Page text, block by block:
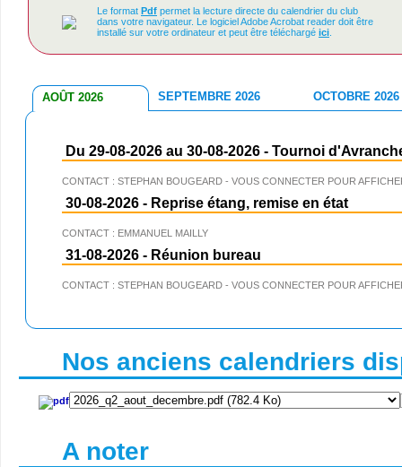
Le format Pdf permet la lecture directe du calendrier du club
dans votre navigateur. Le logiciel Adobe Acrobat reader doit être
installé sur votre ordinateur et peut être téléchargé ici
AOÛT 2026 SEPTEMBRE 2026 OCTOBRE 2026
Du 29-08-2026 au 30-08-2026 - Tournoi
CONTACT : STEPHAN BOUGEARD - VOUS CONNECTER POUR
30-08-2026 - Reprise étang, remise en état
CONTACT : EMMANUEL MAILLY
31-08-2026 - Réunion bureau
CONTACT : STEPHAN BOUGEARD - VOUS CONNECTER POUR
Nos anciens calendriers
A noter